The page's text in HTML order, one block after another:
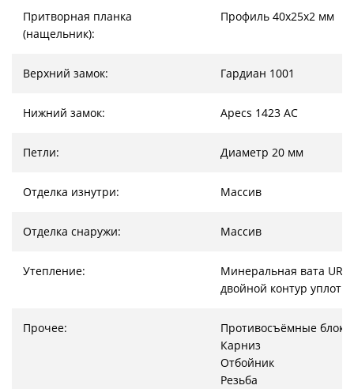
Притворная планка
(нащельник):
Профиль 40х25х2 мм
Верхний замок: Гардиан 1001
Нижний замок: Apecs 1423 AC
Петли: Диаметр 20 мм
Отделка изнутри: Массив
Отделка снаружи: Массив
Утепление:
Минеральная вата
двойной контур
Прочее:
Противосъёмные
Карниз
Отбойник
Резьба